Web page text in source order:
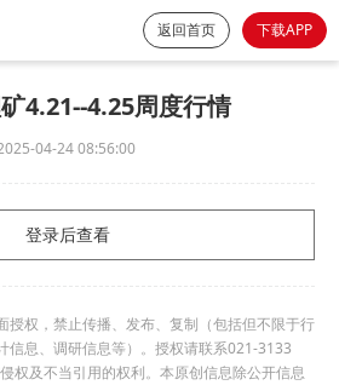
返回首页 下载APP
4.21--4.25周度行情
04-24 08:56:00
登录后查看
授权，禁止传播、发布、复制（包括但不限于行
信息、调研信息等）。授权请联系021-3133
权及不当引用的权利。本原创信息除公开信息